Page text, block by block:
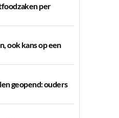
per
ook kans op een
geopend: ouders